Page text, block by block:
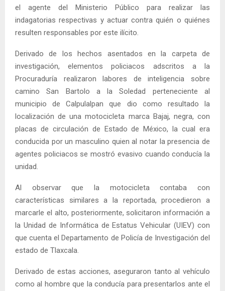
el agente del Ministerio Público para realizar las
indagatorias respectivas y actuar contra quién o quiénes
resulten responsables por este ilícito.
Derivado de los hechos asentados en la carpeta de
investigación, elementos policiacos adscritos a la
Procuraduría realizaron labores de inteligencia sobre
camino San Bartolo a la Soledad perteneciente al
municipio de Calpulalpan que dio como resultado la
localización de una motocicleta marca Bajaj, negra, con
placas de circulación de Estado de México, la cual era
conducida por un masculino quien al notar la presencia de
agentes policiacos se mostró evasivo cuando conducía la
unidad.
Al observar que la motocicleta contaba con
características similares a la reportada, procedieron a
marcarle el alto, posteriormente, solicitaron información a
la Unidad de Informática de Estatus Vehicular (UIEV) con
que cuenta el Departamento de Policía de Investigación del
estado de Tlaxcala.
Derivado de estas acciones, aseguraron tanto al vehículo
como al hombre que la conducía para presentarlos ante el